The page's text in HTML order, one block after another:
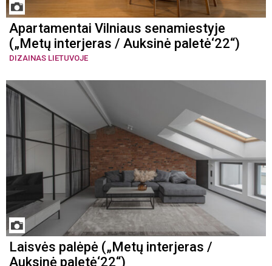
Apartamentai Vilniaus senamiestyje
(„Metų interjeras / Auksinė paletė‘22“)
DIZAINAS LIETUVOJE
Laisvės palėpė („Metų interjeras /
Auksinė paletė‘22“)